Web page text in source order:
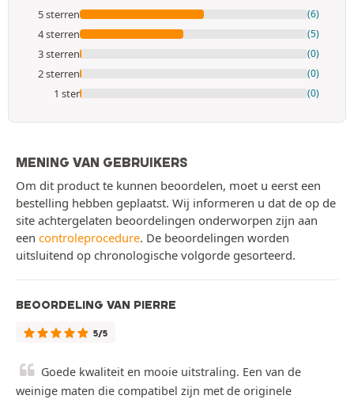
5 sterren (6)
4 sterren (5)
3 sterren (0)
2 sterren (0)
1 ster (0)
MENING VAN GEBRUIKERS
Om dit product te kunnen beoordelen, moet u eerst een
bestelling hebben geplaatst. Wij informeren u dat de op de
site achtergelaten beoordelingen onderworpen zijn aan
een controleprocedure. De beoordelingen worden
uitsluitend op chronologische volgorde gesorteerd.
BEOORDELING VAN PIERRE
5/5
Goede kwaliteit en mooie uitstraling. Een van de
weinige maten die compatibel zijn met de originele